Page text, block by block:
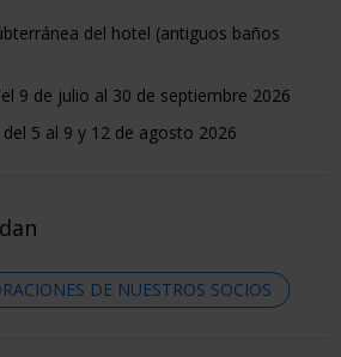
del hotel (antiguos baños
9 de julio al 30 de septiembre 2026
del 5 al 9 y 12 de agosto 2026
DE NUESTROS SOCIOS